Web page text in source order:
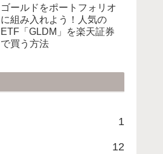
ゴールドをポートフォリオ
に組み入れよう！人気の
ETF「GLDM」を楽天証券
で買う方法
1
12